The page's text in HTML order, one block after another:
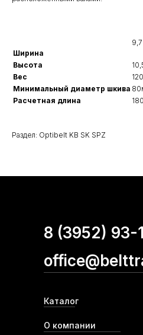
Ширина
9,7
Высота
Вес
Минимальный диаметр шкива
Расчетная длина
Раздел: Optibelt KB SK SPZ
8 (3952) 93-
Каталог
О компании